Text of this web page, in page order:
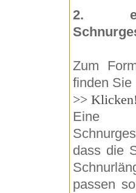
2.
Zum
finden Sie
>> Klicken!
Eine
dass die
passen